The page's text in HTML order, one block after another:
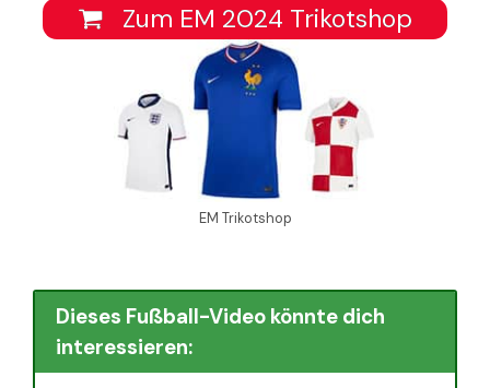
Zum EM 2024 Trikotshop
EM Trikotshop
Dieses Fußball-Video könnte dich
interessieren: